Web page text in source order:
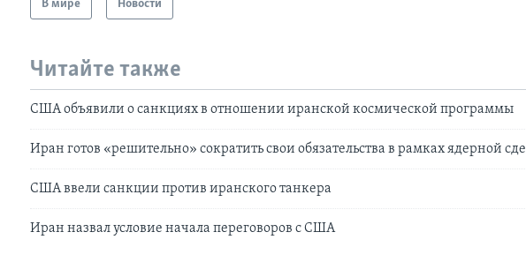
В мире Новости
Читайте также
США объявили о санкциях в отношении иранской космической программы
Иран готов «решительно» сократить свои обязательства в рамках ядерной
США ввели санкции против иранского танкера
Иран назвал условие начала переговоров с США